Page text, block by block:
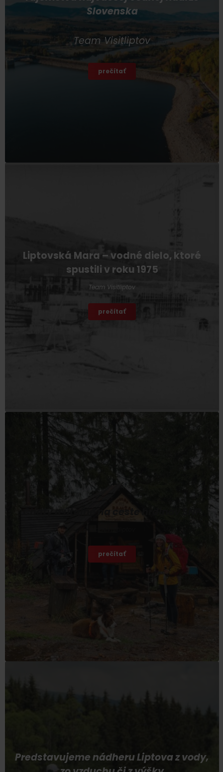
Slovenska
Team Visitliptov
prečítať
Liptovská Mara – vodné dielo, ktoré
spustili v roku 1975
Team Visitliptov
prečítať
Chaty a útulne na ceste hrdinov SNP
prečítať
Predstavujeme nádheru Liptova z vody,